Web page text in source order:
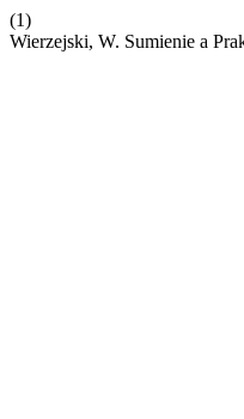
(1)
Wierzejski, W. Sumienie a